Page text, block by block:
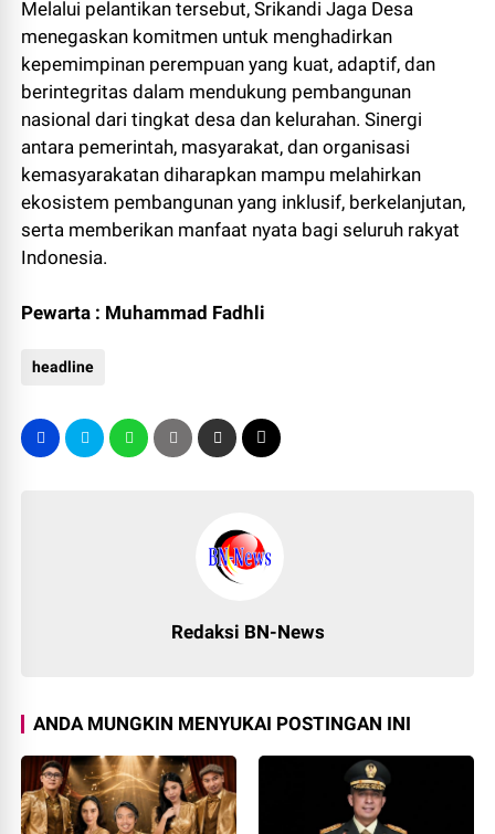
Melalui pelantikan tersebut, Srikandi Jaga Desa
menegaskan komitmen untuk menghadirkan
kepemimpinan perempuan yang kuat, adaptif, dan
berintegritas dalam mendukung pembangunan
nasional dari tingkat desa dan kelurahan. Sinergi
antara pemerintah, masyarakat, dan organisasi
kemasyarakatan diharapkan mampu melahirkan
ekosistem pembangunan yang inklusif, berkelanjutan,
serta memberikan manfaat nyata bagi seluruh rakyat
Indonesia.
Pewarta : Muhammad Fadhli
headline
Redaksi BN-News
ANDA MUNGKIN MENYUKAI POSTINGAN INI